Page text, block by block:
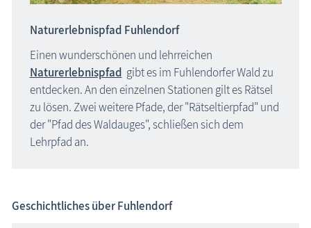
Naturerlebnispfad Fuhlendorf
Einen wunderschönen und lehrreichen
Naturerlebnispfad gibt es im Fuhlendorfer Wald zu
entdecken. An den einzelnen Stationen gilt es Rätsel
zu lösen. Zwei weitere Pfade, der "Rätseltierpfad" und
der "Pfad des Waldauges", schließen sich dem
Lehrpfad an.
Geschichtliches über Fuhlendorf